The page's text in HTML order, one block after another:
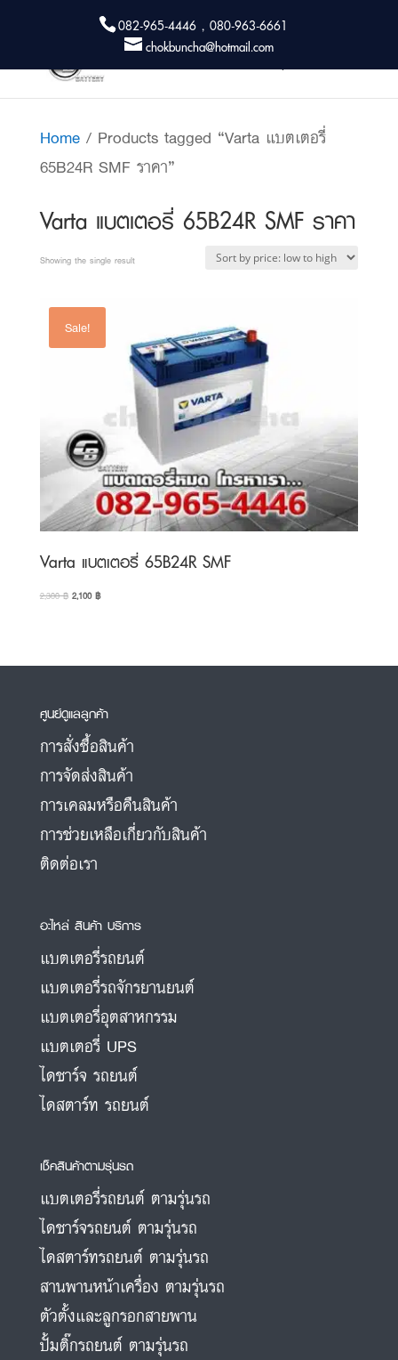
082-965-4446 , 080-963-6661
chokbuncha@hotmail.com
Home/ Products tagged “Varta แบตเตอรี่
65B24R SMF ราคา”
Varta แบตเตอรี่ 65B24R SMF ราคา
Showing the single result
Sale!
Varta แบตเตอรี่ 65B24R SMF
2,300฿ Original
2,100฿Current
ศูนย์ดูแลลูกค้า
การสั่งซื้อสินค้า
การจัดส่งสินค้า
การเคลมหรือคืนสินค้า
การช่วยเหลือเกี่ยวกับสินค้า
ติดต่อเรา
อะไหล่ สินค้า บริการ
แบตเตอรี่รถยนต์
แบตเตอรี่รถจักรยานยนต์
แบตเตอรี่อุตสาหกรรม
แบตเตอรี่ UPS
ไดชาร์จ รถยนต์
ไดสตาร์ท รถยนต์
เช็คสินค้าตามรุ่นรถ
แบตเตอรี่รถยนต์ ตามรุ่นรถ
ไดชาร์จรถยนต์ ตามรุ่นรถ
ไดสตาร์ทรถยนต์ ตามรุ่นรถ
สานพานหน้าเครื่อง ตามรุ่นรถ
ตัวตั้งและลูกรอกสายพาน
ปั้มติ๊กรถยนต์ ตามรุ่นรถ